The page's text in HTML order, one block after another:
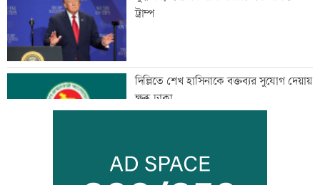
ট্রাম্প
দিল্লিতে শেখ হাসিনাকে বক্তব্যর সুযোগ দেয়ায়
ক্ষুব্ধ ঢাকা
আজ দেশে স্বর্ণের দাম বাড়ল নাকি কমল